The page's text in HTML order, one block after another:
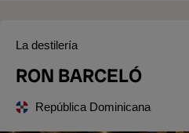
La destilería
RON BARCELÓ
República Dominicana